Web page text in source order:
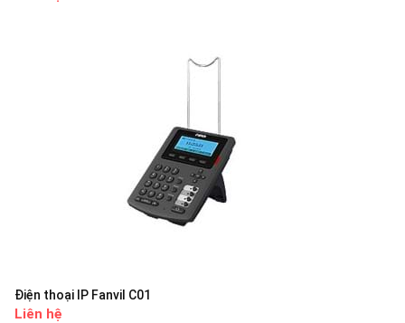
Điện thoại IP Fanvil C01
Liên hệ